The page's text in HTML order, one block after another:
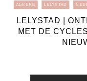
ALMERE LELYSTAD
LELYSTAD |
MET DE